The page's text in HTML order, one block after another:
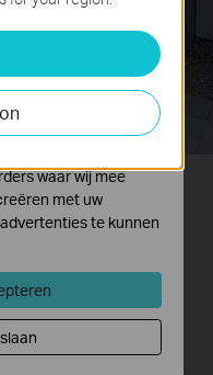
en
gebruik deze als
licht helpt
te jagen.
mogelijkheid uw
en zo de
passen en te
waar wij mee
met uw
te kunnen